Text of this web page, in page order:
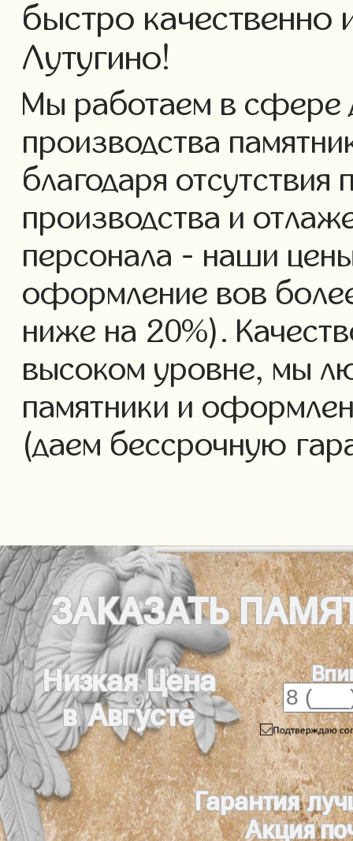
быстро качественно
Лутугино!
Мы работаем в сфере
производства
благодаря отсутствия
производства и
персонала - наши
оформление вов
ниже на 20%).
высоком уровне, мы
памятники и
(даем бессрочную
ЗАКАЗАТЬ
Низкая Цена
в Августе
Гарантия
Акция